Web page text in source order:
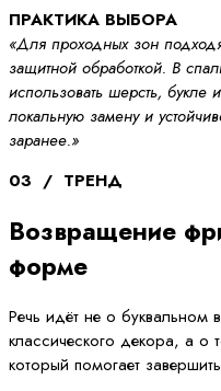
ПРАКТИКА ВЫБОРА
«Для проходных зон
защитной обработкой. В
использовать шерсть, букле
локальную замену и
заранее.»
03 / ТРЕНД
Возвращение
форме
Речь идёт не о буквальном
классического декора, а о
который помогает